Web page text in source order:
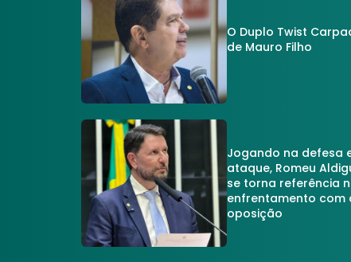
O Duplo Twist
de Mauro Filho
Jogando na defesa
ataque, Romeu
se torna referência
enfrentamento com
oposição